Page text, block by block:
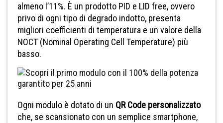
almeno l’11%. È un prodotto PID e LID free, ovvero
privo di ogni tipo di degrado indotto, presenta
migliori coefficienti di temperatura e un valore della
NOCT (Nominal Operating Cell Temperature) più
basso.
Ogni modulo è dotato di un QR Code personalizzato
che, se scansionato con un semplice smartphone,